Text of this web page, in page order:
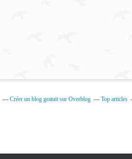
Créer un blog gratuit sur Overblog Top articles